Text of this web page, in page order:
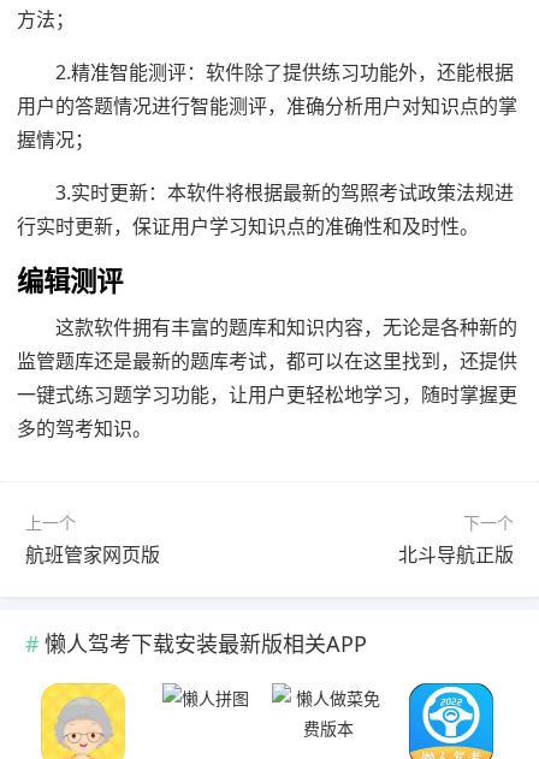
方法；
2.精准智能测评：软件除了提供练习功能外，还能根据
用户的答题情况进行智能测评，准确分析用户对知识点的掌
握情况；
3.实时更新：本软件将根据最新的驾照考试政策法规进
行实时更新，保证用户学习知识点的准确性和及时性。
编辑测评
这款软件拥有丰富的题库和知识内容，无论是各种新的
监管题库还是最新的题库考试，都可以在这里找到，还提供
一键式练习题学习功能，让用户更轻松地学习，随时掌握更
多的驾考知识。
上一个
航班管家网页版
下一个
北斗导航正版
懒人驾考下载安装最新版相关APP